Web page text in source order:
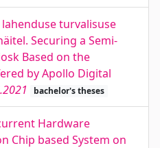
turvalisuse
Securing a Semi-
Based on the
by Apollo Digital
bachelor's theses
Hardware
Chip based System on